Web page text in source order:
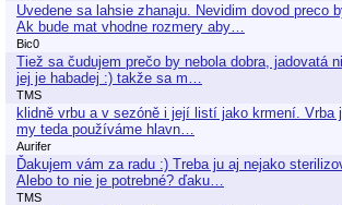
Uvedene sa lahsie zhanaju. Nevidim dovod preco
Ak bude mat vhodne rozmery aby…
Bic0
Tiež sa čudujem prečo by nebola dobra, jadovatá
jej je habadej :) takže sa m…
TMS
klidně vrbu a v sezóně i její listí jako krmení. Vrba
my teda používáme hlavn…
Aurifer
Ďakujem vám za radu :) Treba ju aj nejako
Alebo to nie je potrebné? ďaku…
TMS